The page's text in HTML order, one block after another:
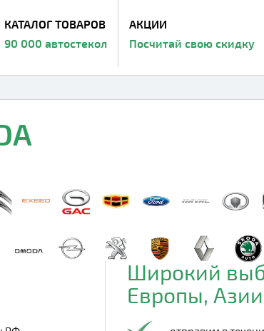
КАТАЛОГ ТОВАРОВ
90 000 автостекол
АКЦИИ
Посчитай свою скидку
Широкий
Европы,